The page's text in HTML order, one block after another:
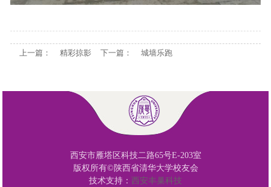
上一篇： 精彩掠影 下一篇： 城墙乐跑
西安市雁塔区科技二路65号E-203室
版权所有©陕西省清华大学校友会
技术支持： 西安丰巢科技